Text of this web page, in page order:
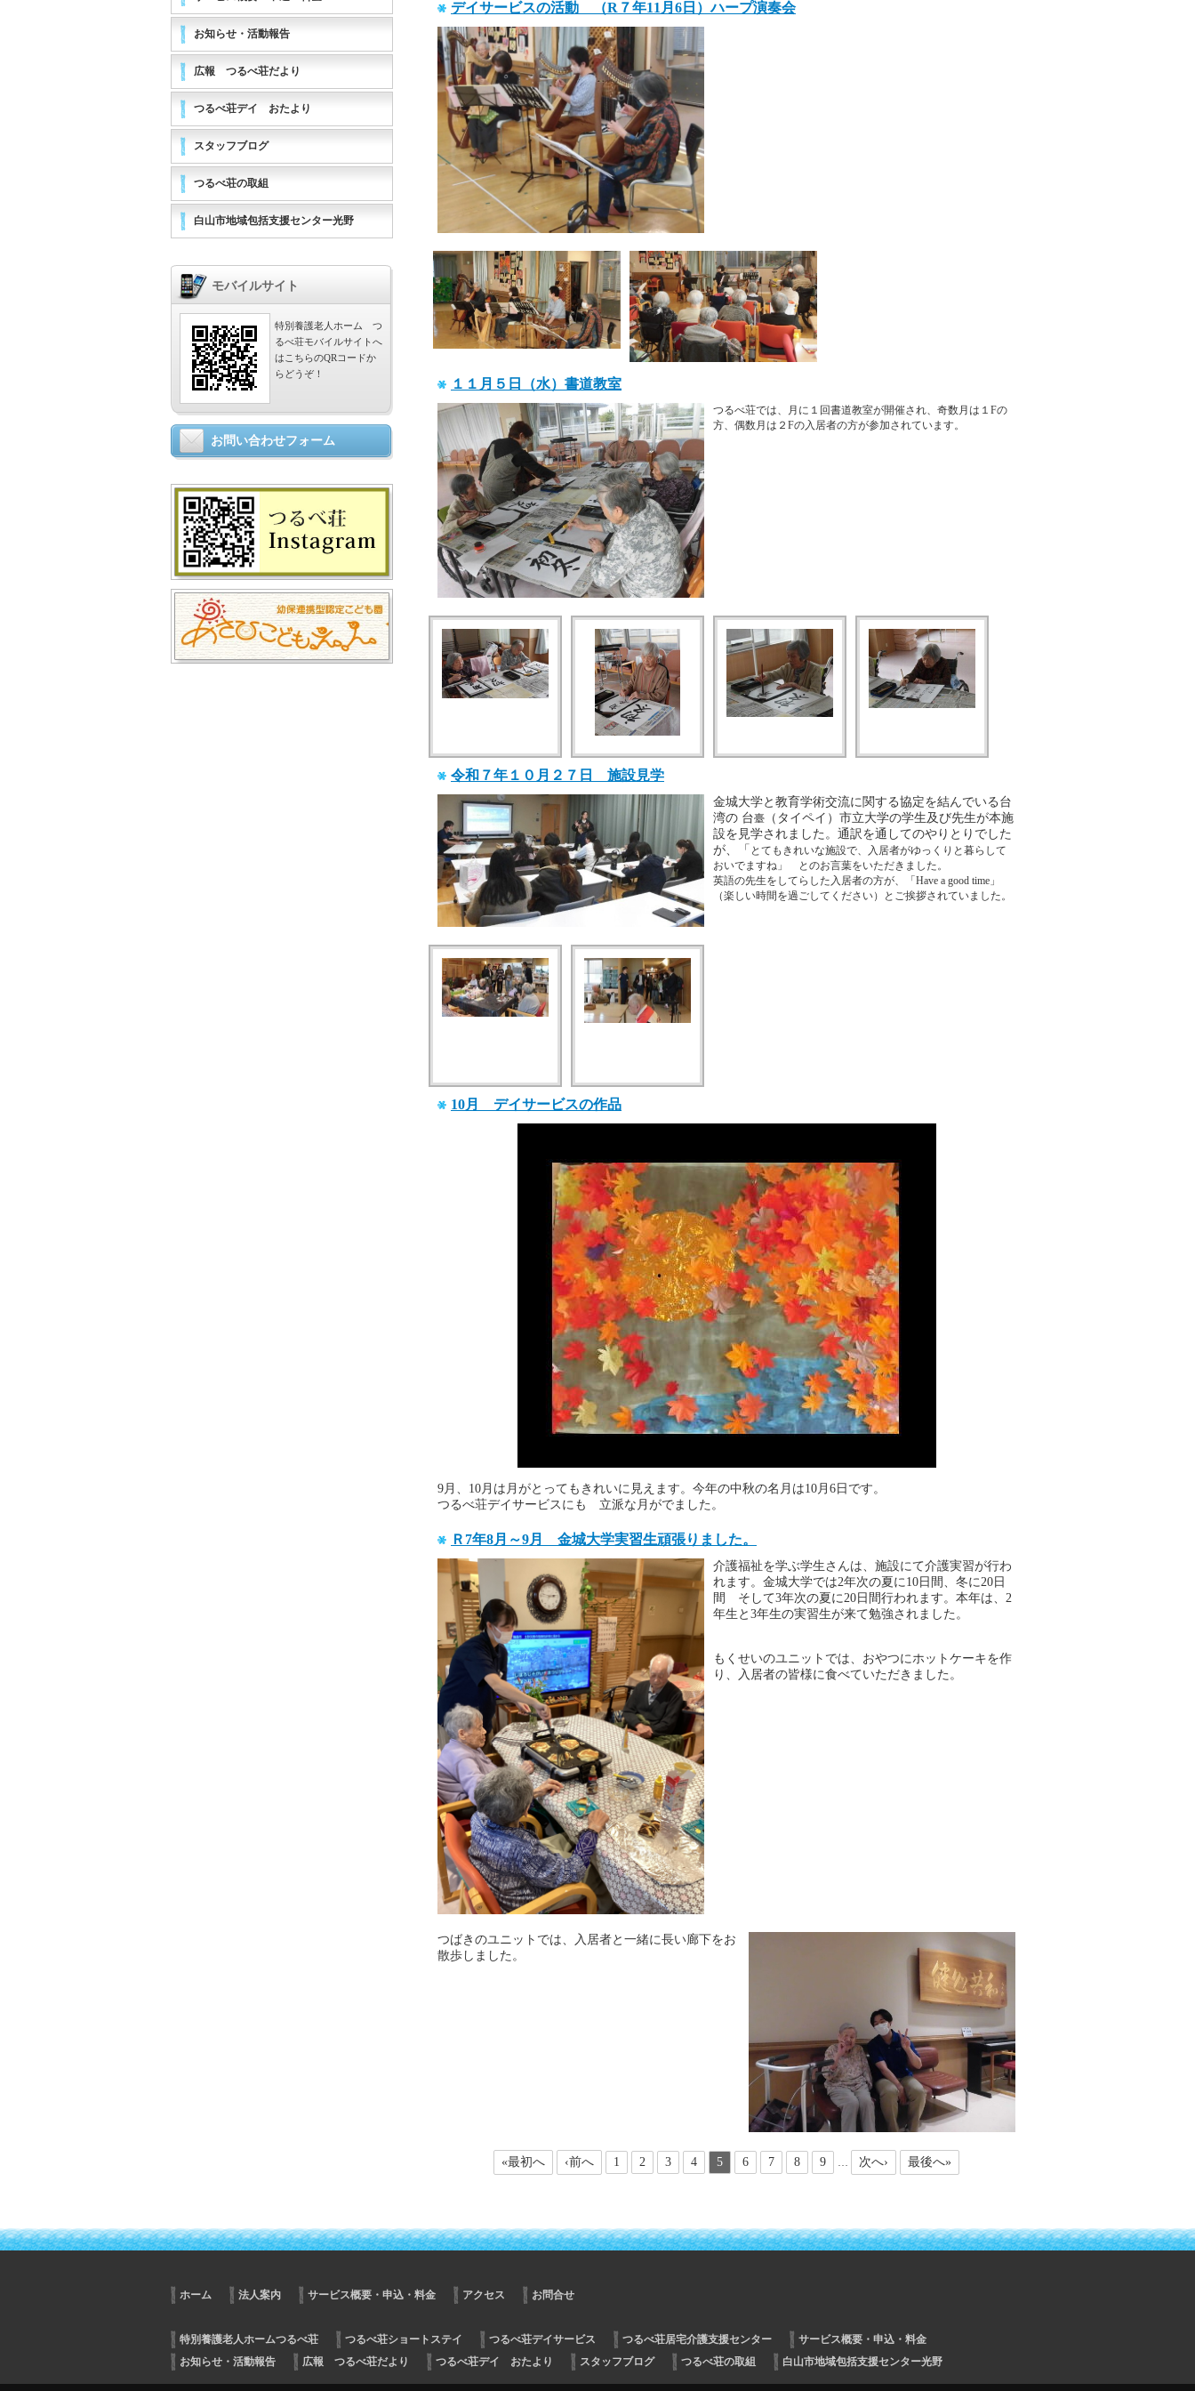
デイサービスの活動 （R７年11月6日）ハープ演奏会
１１月５日（水）書道教室
つるべ荘では、月に１回書道教室が開催され、奇数月は１Fの
方、偶数月は２Fの入居者の方が参加されています。
令和７年１０月２７日 施設見学
金城大学と教育学術交流に関する協定を結んでいる台
湾の 台臺 （タイペイ）市立大学の学生及び先生が本施
設を見学されました。通訳を通してのやりとりでした
が、「 とてもきれいな施設で、入居者がゆっくりと暮らして
おいでますね」 とのお言葉をいただきました。
英語の先生をしてらした入居者の方が、「Have a good time」
（楽しい時間を過ごしてください）とご挨拶されていました。
10月 デイサービスの作品
9月、10月は月がとってもきれいに見えます。今年の中秋の名月は10月6日です。
つるべ荘デイサービスにも 立派な月がでました。
Ｒ7年8月～9月 金城大学実習生頑張りました。
介護福祉を学ぶ学生さんは、施設にて介護実習が行わ
れます。金城大学では2年次の夏に10日間、冬に20日
間 そして3年次の夏に20日間行われます。本年は、2
年生と3年生の実習生が来て勉強されました。
もくせいのユニットでは、おやつにホットケーキを作
り、入居者の皆様に食べていただきました。
つばきのユニットでは、入居者と一緒に長い廊下をお
散歩しました。
«最初へ ‹前へ 1 2 3 4 5 6 7 8 9 … 次へ› 最後へ»
お知らせ・活動報告
広報 つるべ荘だより
つるべ荘デイ おたより
スタッフブログ
つるべ荘の取組
白山市地域包括支援センター光野
モバイルサイト
特別養護老人ホーム つ
るべ荘モバイルサイトへ
はこちらのQRコードか
らどうぞ！
お問い合わせフォーム
ホーム 法人案内 サービス概要・申込・料金 アクセス お問合せ
特別養護老人ホームつるべ荘 つるべ荘ショートステイ つるべ荘デイサービス つるべ荘居宅介護支援センター
サービス概要・申込・料金
お知らせ・活動報告
広報 つるべ荘だより つるべ荘デイ おたより スタッフブログ つるべ荘の取組 白山市地域包括支援センター光野